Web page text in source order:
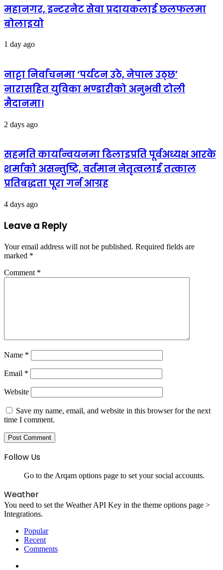
महानगर, इन्टरनेट सेवा प्रदायकलाई छलफलमा
बोलाइयो
1 day ago
नाट्टा निर्वाचनमा ‘पर्यटन उठे, नेपाल उठ्छ’
नारासहित युविका भण्डारीको अनुभवी टोली
मैदानमा।
2 days ago
सहमति कार्यान्वयनमा ढिलाइप्रति पूर्वअध्यक्ष आरके
शर्माको असन्तुष्टि, वर्तमान नेतृत्वलाई तत्काल
प्रतिबद्धता पूरा गर्न आग्रह
4 days ago
Leave a Reply
Your email address will not be published. Required fields are
marked *
Comment *
Name *
Email *
Website
Save my name, email, and website in this browser for the next
time I comment.
Follow Us
Go to the Arqam options page to set your social accounts.
Weather
You need to set the Weather API Key in the theme options page >
Integrations.
Popular
Recent
Comments